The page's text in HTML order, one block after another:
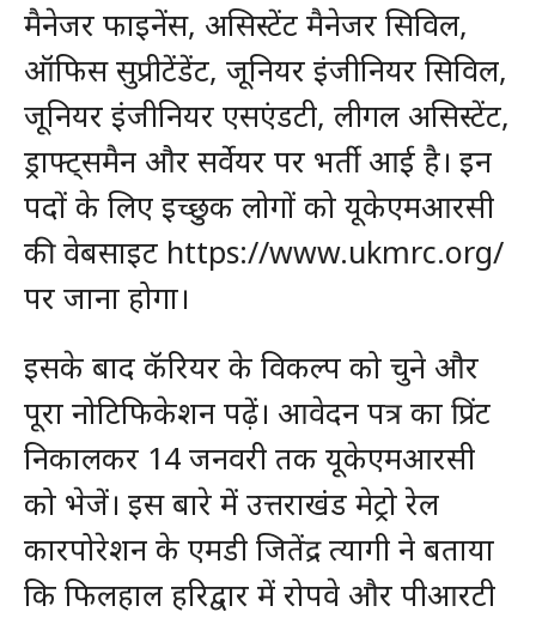
मैनेजर फाइनेंस, असिस्टेंट मैनेजर सिविल,
ऑफिस सुप्रीटेंडेंट, जूनियर इंजीनियर सिविल,
जूनियर इंजीनियर एसएंडटी, लीगल असिस्टेंट,
ड्राफ्ट्समैन और सर्वेयर पर भर्ती आई है। इन
पदों के लिए इच्छुक लोगों को यूकेएमआरसी
की वेबसाइट https://www.ukmrc.org/
पर जाना होगा।
इसके बाद कॅरियर के विकल्प को चुने और
पूरा नोटिफिकेशन पढ़ें। आवेदन पत्र का प्रिंट
निकालकर 14 जनवरी तक यूकेएमआरसी
को भेजें। इस बारे में उत्तराखंड मेट्रो रेल
कारपोरेशन के एमडी जितेंद्र त्यागी ने बताया
कि फिलहाल हरिद्वार में रोपवे और पीआरटी